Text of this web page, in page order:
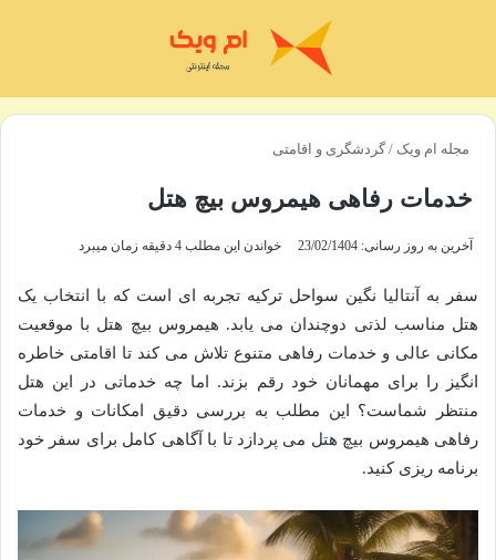
مجله ام ویک / گردشگری و اقامتی
خدمات رفاهی هیمروس بیچ هتل
آخرین به روز رسانی: 23/02/1404 خواندن این مطلب 4 دقیقه زمان میبرد
سفر به آنتالیا نگین سواحل ترکیه تجربه ای است که با انتخاب یک
هتل مناسب لذتی دوچندان می یابد. هیمروس بیچ هتل با موقعیت
مکانی عالی و خدمات رفاهی متنوع تلاش می کند تا اقامتی خاطره
انگیز را برای مهمانان خود رقم بزند. اما چه خدماتی در این هتل
منتظر شماست؟ این مطلب به بررسی دقیق امکانات و خدمات
رفاهی هیمروس بیچ هتل می پردازد تا با آگاهی کامل برای سفر خود
برنامه ریزی کنید.